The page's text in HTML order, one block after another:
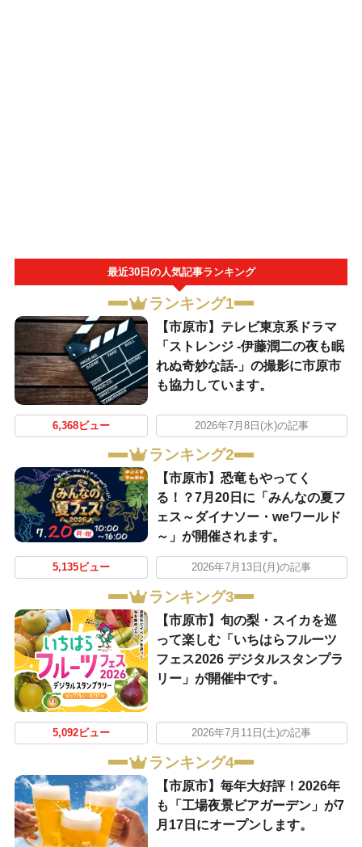
最近30日の人気記事ランキング
ランキング1
【市原市】テレビ東京系ドラマ
「ストレンジ -伊藤潤二の夜も眠
れぬ奇妙な話-」の撮影に市原市
も協力しています。
6,368ビュー 2026年7月8日(水)の記事
ランキング2
【市原市】恐竜もやってく
る！？7月20日に「みんなの夏フ
ェス～ダイナソー・weワールド
～」が開催されます。
5,135ビュー 2026年7月13日(月)の記事
ランキング3
【市原市】旬の梨・スイカを巡
って楽しむ「いちはらフルーツ
フェス2026 デジタルスタンプラ
リー」が開催中です。
5,092ビュー 2026年7月11日(土)の記事
ランキング4
【市原市】毎年大好評！2026年
も「工場夜景ビアガーデン」が7
月17日にオープンします。